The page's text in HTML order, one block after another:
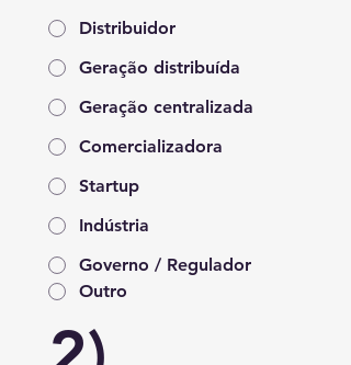
Distribuidor
Geração distribuída
Geração centralizada
Comercializadora
Startup
Indústria
Governo / Regulador
Outro